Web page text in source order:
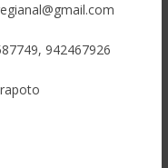
942467926